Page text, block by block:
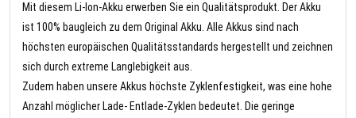
Mit diesem Li-Ion-Akku erwerben Sie ein Qualitätsprodukt. Der Akku
ist 100% baugleich zu dem Original Akku. Alle Akkus sind nach
höchsten europäischen Qualitätsstandards hergestellt und zeichnen
sich durch extreme Langlebigkeit aus.
Zudem haben unsere Akkus höchste Zyklenfestigkeit, was eine hohe
Anzahl möglicher Lade- Entlade-Zyklen bedeutet. Die geringe